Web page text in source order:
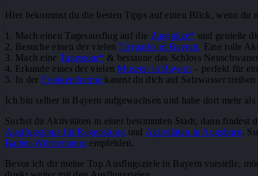
Hier bekommst du die besten Tipps auf einen Blick, wenn du
1. Mach einen Tagesausflug auf die Zugspitze* und genieße
2. Besuche einen der vielenTierparks in Bayern. Eine tolle
3. Mach eine Tagestour* & bestaune das Schloss
4. Erkunde eines der vielenMuseen in Bayern – perfekt für
5. In der Frankentherme kannst du dich auf Salzwasser treiben
Ich bin selber in Bayern aufgewachsen und habe dort mehr
Suchst du Aktivitäten in einer bestimmten Stadt, dann findest
Ausflugstipps für Regensburg und Aktivitäten in Augsburg.
Baden-Württemberg empfehlen.
Bevor ich dir meine Top Ausflugsziele in Bayern vorstelle,